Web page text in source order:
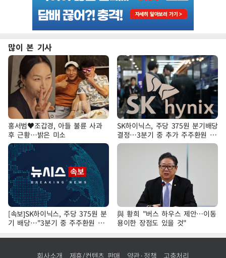
많이 본 기사
홍서범♥조갑경, 아들 불륜 사과
후 근황…밝은 미소
SK하이닉스, 주당 375원 분기배당
결정…3분기 중 추가 주주환원 발
표
[속보]SK하이닉스, 주당 375원 분
기 배당…"3분기 중 주주환원 방
안 확정"
與 황희 "버스 하우스 제안…이동
용이한 장점도 있을 것"
회사소개 제휴/컨텐츠 판매 약관·정책 고충처리